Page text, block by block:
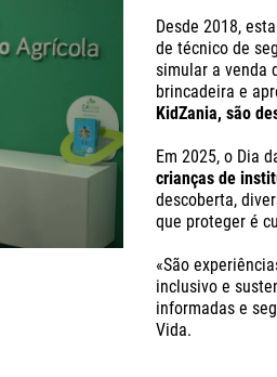
Desde 2018,
de técnico de
simular a venda
brincadeira e
KidZania, são
Em 2025, o Dia
crianças de
descoberta,
que proteger é
«São
inclusivo e
informadas e
Vida.